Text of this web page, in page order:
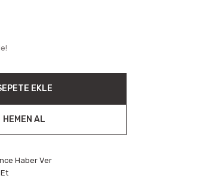
EKLE
HEMEN AL
Haber Ver